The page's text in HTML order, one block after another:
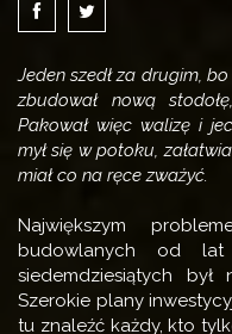
Jeden szedł za drugim,
zbudował nową
Pakował więc walizę i
mył się w potoku,
miał co na ręce zważyć.
Największym
budowlanych od lat
siedemdziesiątych
Szerokie plany
tu znaleźć każdy, kto